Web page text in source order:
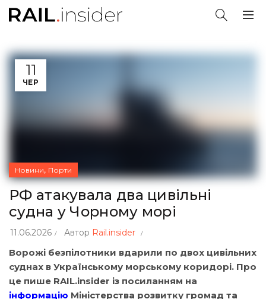
11
ЧЕР
Новини, Порти
РФ атакувала два цивільні
судна у Чорному морі
11.06.2026 Автор Rail.insider
Ворожі безпілотники вдарили по двох цивільних
суднах в Українському морському коридорі. Про
це пише RAIL.insider із посиланням на
інформацію Міністерства розвитку громад та